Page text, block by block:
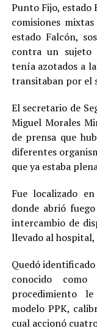
Punto Fijo, estado
comisiones
estado Falcón,
contra un sujeto
tenía azotados a
transitaban por el
El secretario de
Miguel Morales
de prensa que
diferentes
que ya estaba
Fue localizado
donde abrió
intercambio de
llevado al
Quedó
conocido
procedimiento
modelo PPK,
cual accionó